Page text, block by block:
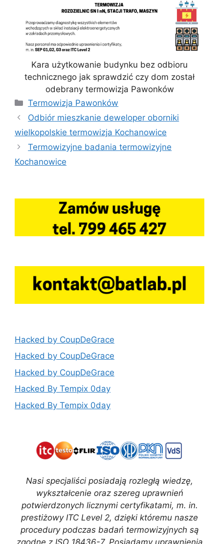
Kara użytkowanie budynku bez odbioru
technicznego jak sprawdzić czy dom został
odebrany termowizja Pawonków
Kategorie
Termowizja Pawonków
Odbiór mieszkanie deweloper oborniki
wielkopolskie termowizja Kochanowice
Termowizyjne badania termowizyjne
Kochanowice
Hacked by CoupDeGrace
Hacked by CoupDeGrace
Hacked by CoupDeGrace
Hacked By Tempix 0day
Hacked By Tempix 0day
Nasi specjaliści posiadają rozległą wiedzę,
wykształcenie oraz szereg uprawnień
potwierdzonych licznymi certyfikatami, m. in.
prestiżowy ITC Level 2, dzięki któremu nasze
procedury podczas badań termowizyjnych są
zgodne z ISO 18436-7. Posiadamy uprawnienia